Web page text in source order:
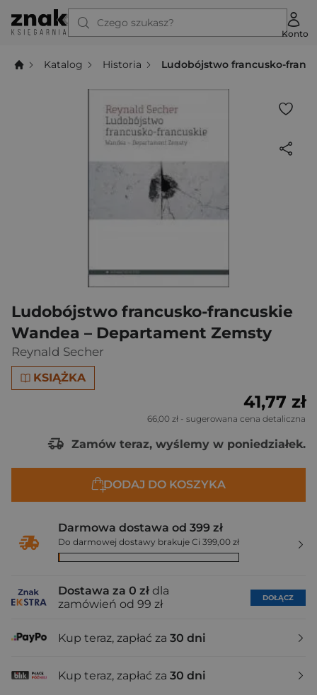
Czego szukasz?
Konto
Katalog Historia Ludobójstwo francusko-
Ludobójstwo francusko-francuskie
Wandea – Departament Zemsty
Reynald Secher
KSIĄŻKA
41,77 zł
66,00 zł - sugerowana cena detaliczna
Zamów teraz, wyślemy w poniedziałek.
DODAJ DO KOSZYKA
Darmowa dostawa od 399 zł
Do darmowej dostawy brakuje Ci 399,00 zł
Dostawa za 0 zł dla
zamówień od 99 zł
DOŁĄCZ
Kup teraz, zapłać za 30 dni
Kup teraz, zapłać za 30 dni